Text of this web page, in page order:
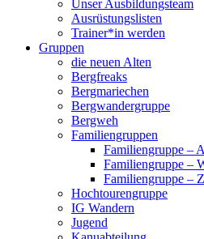
Unser Ausbildungsteam
Ausrüstungslisten
Trainer*in werden
Gruppen
die neuen Alten
Bergfreaks
Bergmariechen
Bergwandergruppe
Bergweh
Familiengruppen
Familiengruppe –
Familiengruppe –
Familiengruppe –
Hochtourengruppe
IG Wandern
Jugend